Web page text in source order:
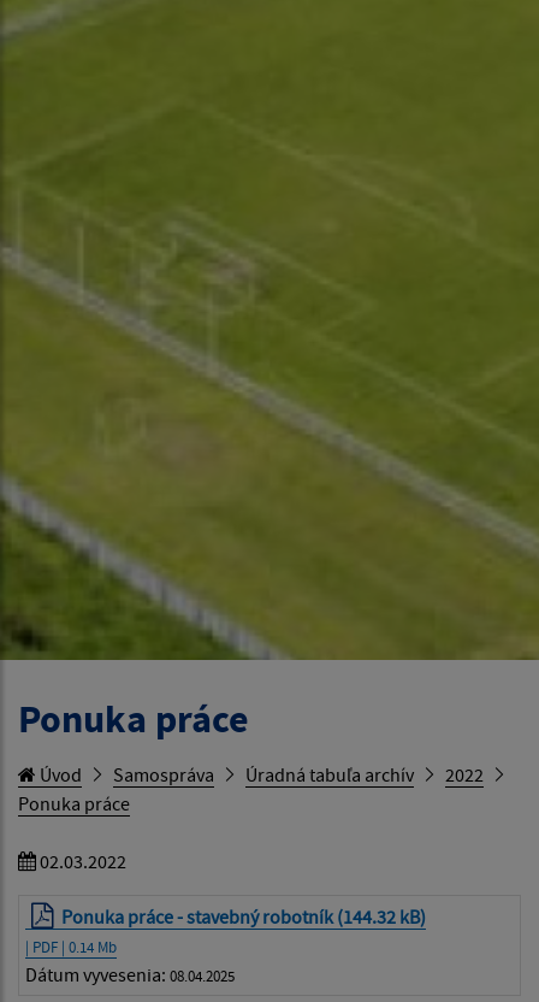
Ponuka práce
Úvod Samospráva Úradná tabuľa archív
2022
Ponuka práce
02.03.2022
Ponuka práce - stavebný robotník (144.32 kB)
| PDF | 0.14 Mb
Dátum vyvesenia: 08.04.2025